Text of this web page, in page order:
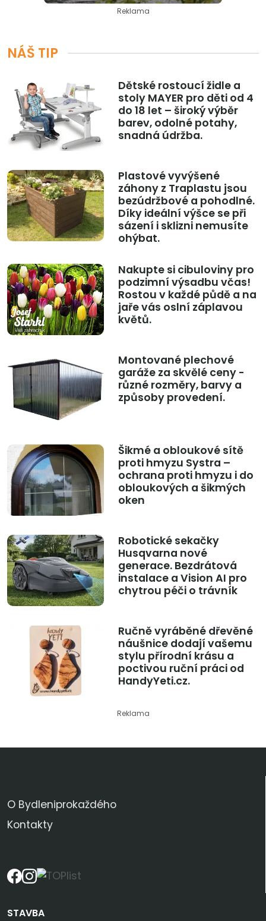
Reklama
NÁŠ TIP
Dětské rostoucí židle a
stoly MAYER pro děti od 4
do 18 let – široký výběr
barev, odolné potahy,
snadná údržba.
Plastové vyvýšené
záhony z Traplastu jsou
bezúdržbové a pohodlné.
Díky ideální výšce se při
sázení i sklizni nemusíte
ohýbat.
Nakupte si cibuloviny pro
podzimní výsadbu včas!
Rostou v každé půdě a na
jaře vás oslní záplavou
květů.
Montované plechové
garáže za skvělé ceny -
různé rozměry, barvy a
způsoby provedení.
Šikmé a obloukové sítě
proti hmyzu Systra –
ochrana proti hmyzu i do
obloukových a šikmých
oken
Robotické sekačky
Husqvarna nové
generace. Bezdrátová
instalace a Vision AI pro
chytrou péči o trávník
Ručně vyráběné dřevěné
náušnice dodají vašemu
stylu přírodní krásu a
poctivou ruční práci od
HandyYeti.cz.
Reklama
O Bydleniprokaždého
Kontakty
STAVBA